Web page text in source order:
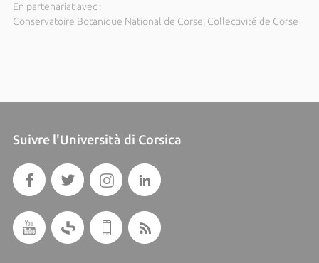
En partenariat avec :
Conservatoire Botanique National de Corse, Collectivité de Corse
Suivre l'Università di Corsica